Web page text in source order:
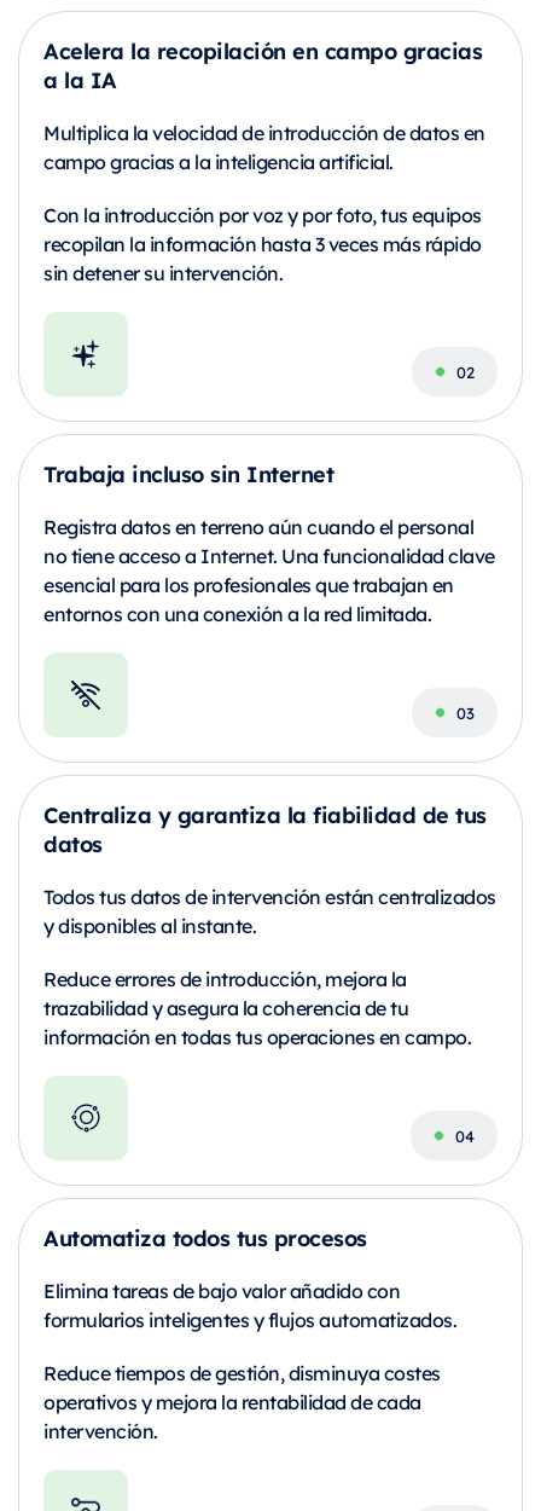
Acelera la recopilación en campo gracias
a la IA
Multiplica la velocidad de introducción de datos en
campo gracias a la inteligencia artificial.
Con la introducción por voz y por foto, tus equipos
recopilan la información hasta 3 veces más rápido
sin detener su intervención.
Trabaja incluso sin Internet
Registra datos en terreno aún cuando el personal
no tiene acceso a Internet. Una funcionalidad clave
esencial para los profesionales que trabajan en
entornos con una conexión a la red limitada.
Centraliza y garantiza la fiabilidad de tus
datos
Todos tus datos de intervención están centralizados
y disponibles al instante.
Reduce errores de introducción, mejora la
trazabilidad y asegura la coherencia de tu
información en todas tus operaciones en campo.
Automatiza todos tus procesos
Elimina tareas de bajo valor añadido con
formularios inteligentes y flujos automatizados.
Reduce tiempos de gestión, disminuya costes
operativos y mejora la rentabilidad de cada
intervención.